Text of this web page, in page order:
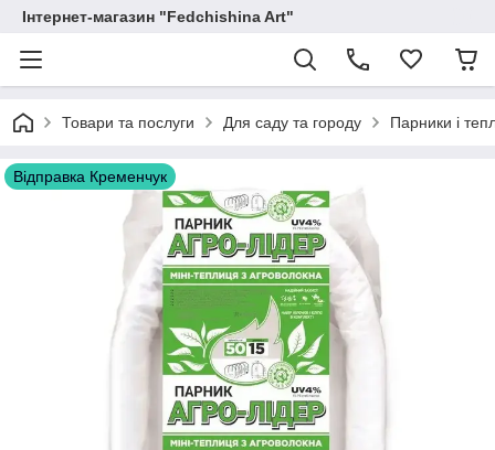
Інтернет-магазин "Fedchishina Art"
Товари та послуги Для саду та городу Парники і
Відправка Кременчук